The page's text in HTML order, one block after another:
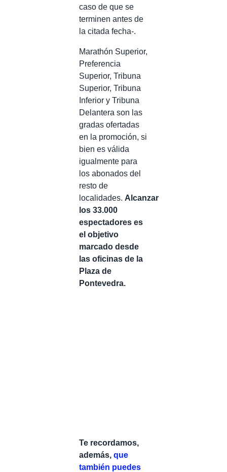
caso de que se
terminen antes de
la citada fecha-.
Marathón Superior,
Preferencia
Superior, Tribuna
Superior, Tribuna
Inferior y Tribuna
Delantera son las
gradas ofertadas
en la promoción, si
bien es válida
igualmente para
los abonados del
resto de
localidades. Alcanzar
los 33.000
espectadores es
el objetivo
marcado desde
las oficinas de la
Plaza de
Pontevedra.
Te recordamos,
además, que
también puedes